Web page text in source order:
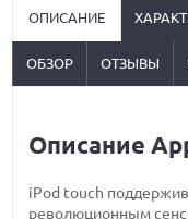
ОПИСАНИЕ
ОБЗОР ОТЗЫВЫ
Описание
iPod touch
революционным